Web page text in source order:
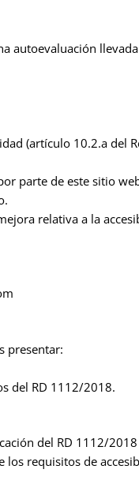
autoevaluación
(artículo 10.2.a
parte de este sitio
relativa a la
presentar:
del RD 1112/2018.
del RD 1112/
requisitos de